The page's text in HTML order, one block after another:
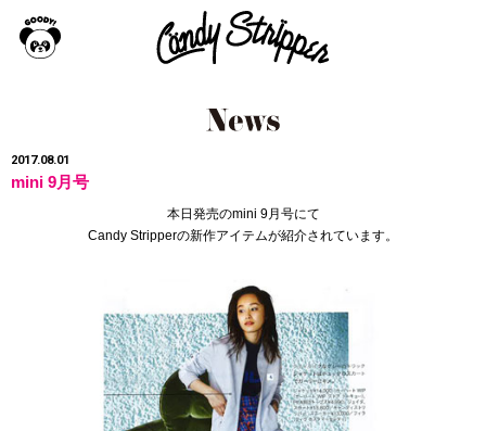
2017.08.01
mini 9月号
本日発売のmini 9月号にて
Candy Stripperの新作アイテムが紹介されています。